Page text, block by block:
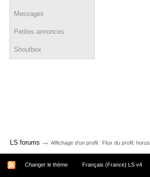
Messages
Petites annonces
Shoutbox
LS forums → Affichage d'un profil : Flux du profil: horus
Changer le thème Français (France) LS v4